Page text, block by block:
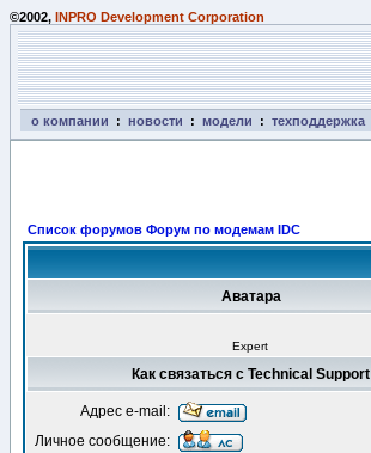
©2002, INPRO Development Corporation
о компании : новости : модели : техподдержка
Список форумов Форум по модемам IDC
Аватара
Expert
Как связаться с Technical Support
Адрес e-mail:
Личное сообщение: